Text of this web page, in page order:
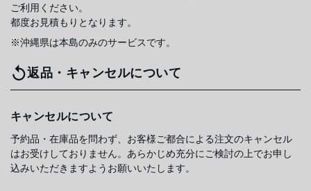
ご利用ください。
都度お見積もりとなります。
※沖縄県は本島のみのサービスです。
返品・キャンセルについて
キャンセルについて
予約品・在庫品を問わず、お客様ご都合による注文のキャンセル
はお受けしておりません。あらかじめ充分にご検討の上でお申し
込みいただきますようお願いいたします。